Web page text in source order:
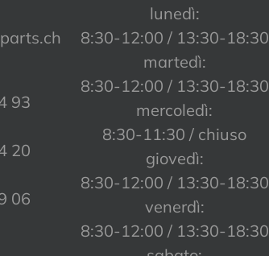
93
20
06
lunedì:
8:30-12:00 / 13:30-18:30
martedì:
8:30-12:00 / 13:30-18:30
mercoledì:
8:30-11:30 / chiuso
giovedì:
8:30-12:00 / 13:30-18:30
venerdì:
8:30-12:00 / 13:30-18:30